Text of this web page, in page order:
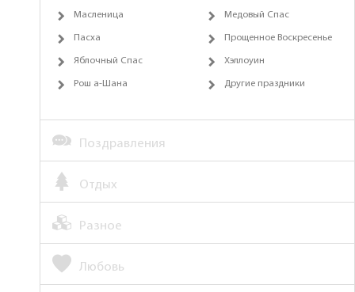
Масленица Медовый Спас
Пасха Прощенное Воскресенье
Яблочный Спас Хэллоуин
Рош а-Шана Другие праздники
Поздравления
Отдых
Разное
Любовь